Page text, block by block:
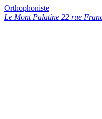
Orthophoniste
Le Mont Palatine 22 rue